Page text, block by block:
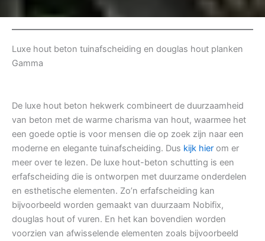
Luxe hout beton tuinafscheiding en douglas hout planken
Gamma
De luxe hout beton hekwerk combineert de duurzaamheid
van beton met de warme charisma van hout, waarmee het
een goede optie is voor mensen die op zoek zijn naar een
moderne en elegante tuinafscheiding. Dus kijk hier om er
meer over te lezen. De luxe hout-beton schutting is een
erfafscheiding die is ontworpen met duurzame onderdelen
en esthetische elementen. Zo’n erfafscheiding kan
bijvoorbeeld worden gemaakt van duurzaam Nobifix,
douglas hout of vuren. En het kan bovendien worden
voorzien van afwisselende elementen zoals bijvoorbeeld